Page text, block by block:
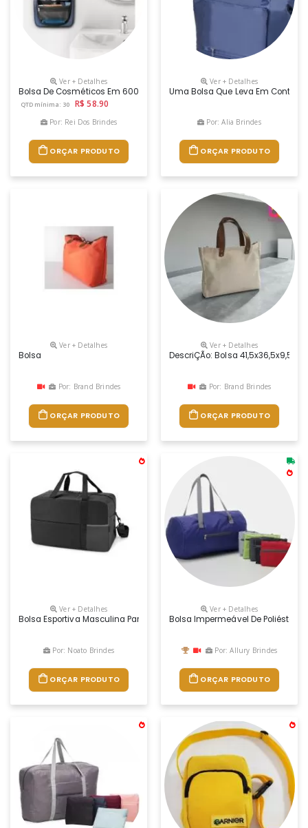
Ver + Detalhes
Bolsa De Cosméticos Em 600d De Alta Densidade. O Compartimento
QTD mínima: 30 R$ 58.90
Por: Rei Dos Brindes
ORÇAR PRODUTO
Ver + Detalhes
Uma Bolsa Que Leva Em Conta
Por: Alia Brindes
ORÇAR PRODUTO
Ver + Detalhes
Bolsa
Por: Brand Brindes
ORÇAR PRODUTO
Ver + Detalhes
DescriÇÃo: Bolsa
Por: Brand Brindes
ORÇAR PRODUTO
Ver + Detalhes
Bolsa Esportiva Masculina Para Brindes, Material Nylon 600d, Medidas
Por: Noato Brindes
ORÇAR PRODUTO
Ver + Detalhes
Bolsa Impermeável De Poliéster
Por: Allury Brindes
ORÇAR PRODUTO